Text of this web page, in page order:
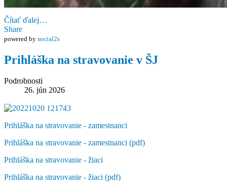
Čítať ďalej…
Share
powered by social2s
Prihláška na stravovanie v ŠJ
Podrobnosti
26. jún 2026
Prihláška na stravovanie - zamestnanci
Prihláška na stravovanie - zamestnanci (pdf)
Prihláška na stravovanie - žiaci
Prihláška na stravovanie - žiaci (pdf)